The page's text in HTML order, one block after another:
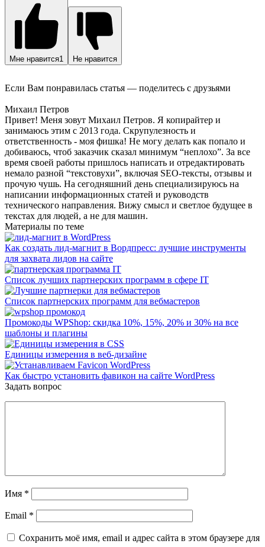
Мне нравится1 Не нравится
Если Вам понравилась статья — поделитесь с друзьями
Михаил Петров
Привет! Меня зовут Михаил Петров. Я копирайтер и
занимаюсь этим с 2013 года. Скрупулезность и
ответственность - моя фишка! Не могу делать как попало и
добиваюсь, чтоб заказчик сказал минимум “неплохо”. За все
время своей работы пришлось написать и отредактировать
немало разной “текстовухи”, включая SEO-тексты, отзывы и
прочую чушь. На сегодняшний день специализируюсь на
написании информационных статей и руководств
технического направления. Вижу смысл и светлое будущее в
текстах для людей, а не для машин.
Материалы по теме
Как создать лид-магнит в Вордпресс: лучшие инструменты
для захвата лидов на сайте
Список лучших партнерских программ в сфере IT
Список партнерских программ для вебмастеров
Промокоды WPShop: скидка 10%, 15%, 20% и 30% на все
шаблоны и плагины
Единицы измерения в веб-дизайне
Как быстро установить фавикон на сайте WordPress
Задать вопрос
Имя *
Email *
Сохранить моё имя, email и адрес сайта в этом браузере для